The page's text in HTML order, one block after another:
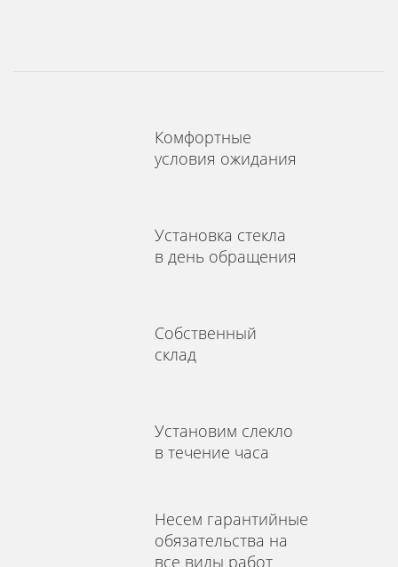
Комфортные
условия ожидания
Установка стекла
в день обращения
Собственный
склад
Установим слекло
в течение часа
Несем гарантийные
обязательства на
все виды работ